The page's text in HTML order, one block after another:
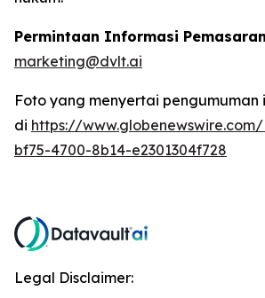
Permintaan Informasi
marketing@dvlt.ai
Foto yang menyertai pengumuman
di https://
bf75-4700-8b14-e2301304f728
Legal Disclaimer: